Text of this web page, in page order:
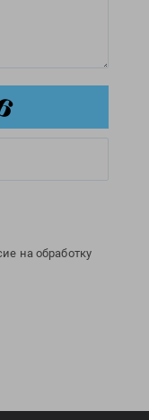
на обработку